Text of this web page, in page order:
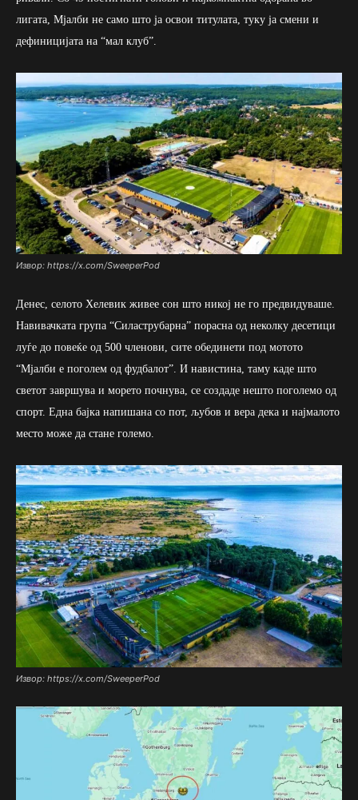
лигата, Мјалби не само што ја освои титулата, туку ја смени и
дефиницијата на “мал клуб”.
Извор: https://x.com/SweeperPod
Денес, селото Хелевик живее сон што никој не го предвидуваше.
Навивачката група “Силастрyбарна” порасна од неколку десетици
луѓе до повеќе од 500 членови, сите обединети под мотото
“Мјалби е поголем од фудбалот”. И навистина, таму каде што
светот завршува и морето почнува, се создаде нешто поголемо од
спорт. Една бајка напишана со пот, љубов и вера дека и најмалото
место може да стане големо.
Извор: https://x.com/SweeperPod